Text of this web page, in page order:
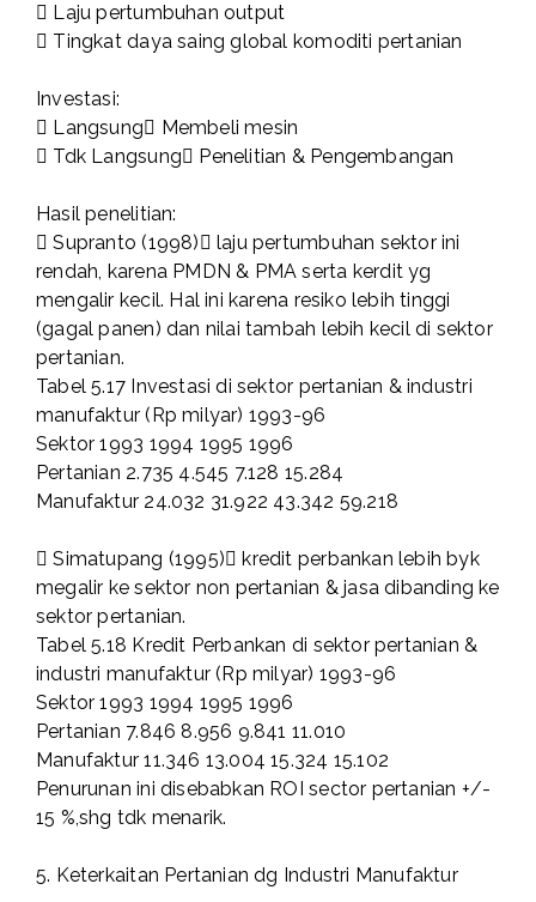
 Laju pertumbuhan output
 Tingkat daya saing global komoditi pertanian
Investasi:
 Langsung Membeli mesin
 Tdk Langsung Penelitian & Pengembangan
Hasil penelitian:
 Supranto (1998) laju pertumbuhan sektor ini
rendah, karena PMDN & PMA serta kerdit yg
mengalir kecil. Hal ini karena resiko lebih tinggi
(gagal panen) dan nilai tambah lebih kecil di sektor
pertanian.
Tabel 5.17 Investasi di sektor pertanian & industri
manufaktur (Rp milyar) 1993-96
Sektor 1993 1994 1995 1996
Pertanian 2.735 4.545 7.128 15.284
Manufaktur 24.032 31.922 43.342 59.218
 Simatupang (1995) kredit perbankan lebih byk
megalir ke sektor non pertanian & jasa dibanding ke
sektor pertanian.
Tabel 5.18 Kredit Perbankan di sektor pertanian &
industri manufaktur (Rp milyar) 1993-96
Sektor 1993 1994 1995 1996
Pertanian 7.846 8.956 9.841 11.010
Manufaktur 11.346 13.004 15.324 15.102
Penurunan ini disebabkan ROI sector pertanian +/-
15 %,shg tdk menarik.
5. Keterkaitan Pertanian dg Industri Manufaktur